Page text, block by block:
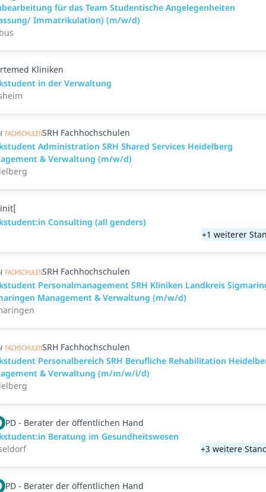
für das Team Studentische Angelegenheiten
Immatrikulation) (m/w/d)
Kliniken
in der Verwaltung
SRH Fachhochschulen
Administration SRH Shared Services Heidelberg
& Verwaltung (m/w/d)
Consulting (all genders)
+1 weiterer
SRH Fachhochschulen
Personalmanagement SRH Kliniken Landkreis
Management & Verwaltung (m/w/d)
SRH Fachhochschulen
Personalbereich SRH Berufliche Rehabilitation
& Verwaltung (m/m/w/i/d)
PD - Berater der öffentlichen Hand
Beratung im Gesundheitswesen
+3 weitere
PD - Berater der öffentlichen Hand